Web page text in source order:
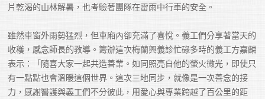
片乾渴的山林解暑，也考驗著團隊在雷雨中行車的安全。
雖然車窗外雨勢猛烈，但車廂內卻充滿了喜悅。義工們分享著當天的
收穫，感念師長的教導。籌辦這次梅蘭興義診忙碌多時的義工方嘉麟
表示：「隨喜大家一起共造善業。如同照亮自他的螢火微光，即使只
有一點點也會溫暖這個世界。這次三地同步，就像是一次善念的接
力，感謝醫護與義工們不分彼此，用愛心與專業跨越了百公里的距